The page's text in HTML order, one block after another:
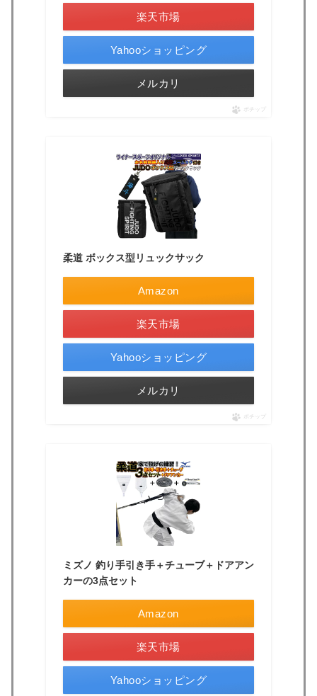
楽天市場
Yahooショッピング
メルカリ
ポチップ
柔道 ボックス型リュックサック
Amazon
楽天市場
Yahooショッピング
メルカリ
ポチップ
ミズノ 釣り手引き手＋チューブ＋ドアアン
カーの3点セット
Amazon
楽天市場
Yahooショッピング